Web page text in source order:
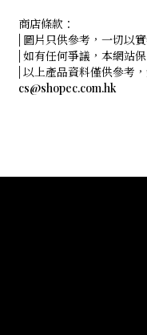
商店條款：
| 圖片只供參考，一切以
| 如有任何爭議，本網站
| 以上產品資料僅供參考
cs@shopec.com.hk